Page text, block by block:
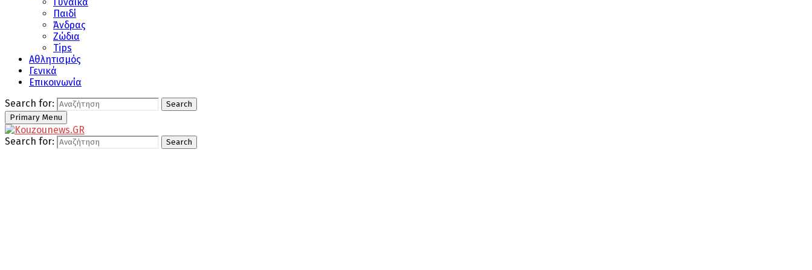
Παιδί
Άνδρας
Ζώδια
Tips
Αθλητισμός
Γενικά
Επικοινωνία
Search for:
Search
Primary Menu
Search for: Search